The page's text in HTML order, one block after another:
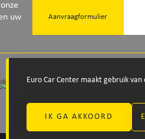
Euro Car Center maakt gebruik van
IK GA AKKOORD
uw
Aanvraagformulier